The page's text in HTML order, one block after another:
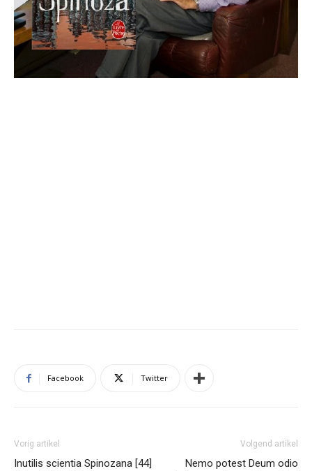
Facebook Twitter
Vorig artikel
Inutilis scientia Spinozana [44]
Volgend artikel
Nemo potest Deum odio